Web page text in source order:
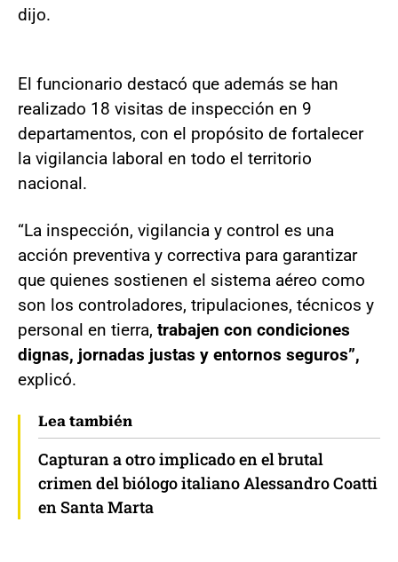
dijo.
El funcionario destacó que además se han
realizado 18 visitas de inspección en 9
departamentos, con el propósito de fortalecer
la vigilancia laboral en todo el territorio
nacional.
“La inspección, vigilancia y control es una
acción preventiva y correctiva para garantizar
que quienes sostienen el sistema aéreo como
son los controladores, tripulaciones, técnicos y
personal en tierra, trabajen con condiciones
dignas, jornadas justas y entornos seguros”,
explicó.
Lea también
Capturan a otro implicado en el brutal
crimen del biólogo italiano Alessandro Coatti
en Santa Marta